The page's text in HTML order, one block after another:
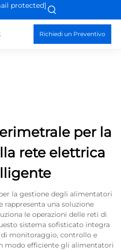
protected]
Richiedi un Preventivo
per la
rete elettrica
la gestione degli alimentatori
rappresenta una soluzione
le operazioni delle reti di
sistema sofisticato integra
monitoraggio, controllo e
modo efficiente gli alimentatori